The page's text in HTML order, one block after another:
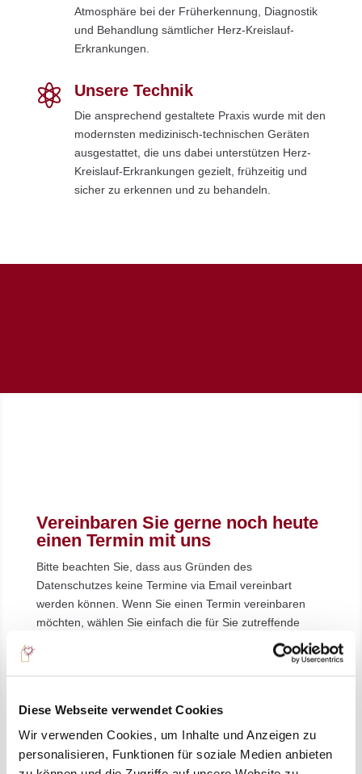
Diese Webseite verwendet Cookies
Wir verwenden Cookies, um Inhalte und Anzeigen zu
personalisieren, Funktionen für soziale Medien anbieten
Atmosphäre bei der Früherkennung, Diagnostik
und Behandlung sämtlicher Herz-Kreislauf-
Erkrankungen.
 Unsere Technik
Die ansprechend gestaltete Praxis wurde mit den
modernsten medizinisch-technischen Geräten
ausgestattet, die uns dabei unterstützen Herz-
Kreislauf-Erkrankungen gezielt, frühzeitig und
sicher zu erkennen und zu behandeln.
Vereinbaren Sie gerne noch heute
einen Termin mit uns
Bitte beachten Sie, dass aus Gründen des
Datenschutzes keine Termine via Email vereinbart
werden können. Wenn Sie einen Termin vereinbaren
möchten, wählen Sie einfach die für Sie zutreffende